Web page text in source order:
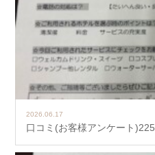
2026.06.17
口コミ(お客様アンケート)225